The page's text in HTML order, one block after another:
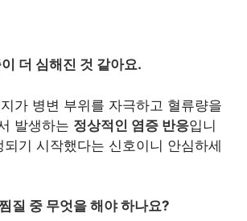
더 심해진 것 같아요.
가 병변 부위를 자극하고 혈류량을
발생하는 정상적인 염증 반응입니
기 시작했다는 신호이니 안심하세
질 중 무엇을 해야 하나요?